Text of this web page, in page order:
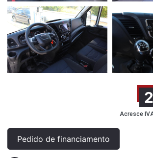
Acresce
Pedido de financiamento